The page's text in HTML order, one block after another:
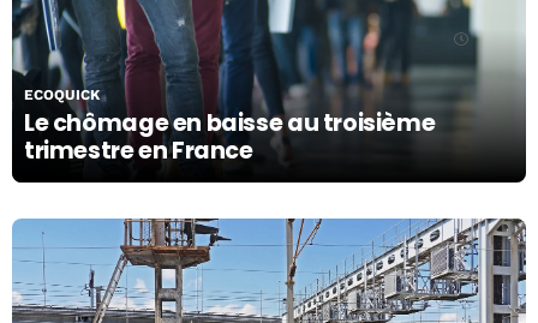
Le chômage en baisse au troisième
trimestre en France
ECOQUICK
25/10/19